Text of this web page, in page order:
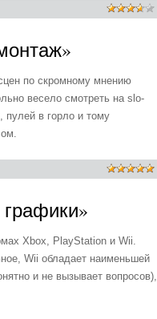
по скромному мнению
весело смотреть на slo-
пулей в горло и тому
Xbox, PlayStation и Wii.
Wii обладает наименьшей
и не вызывает вопросов),